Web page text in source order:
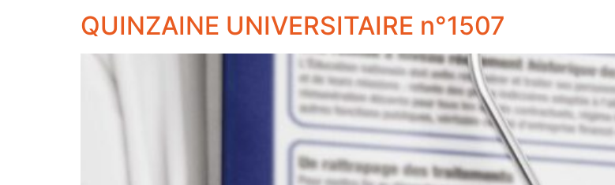
QUINZAINE UNIVERSITAIRE n°1507